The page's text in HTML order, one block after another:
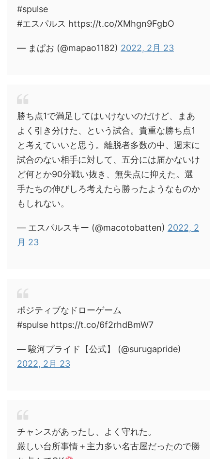
#spulse
#エスパルス https://t.co/XMhgn9FgbO
— まぱお (@mapao1182) 2022, 2月 23
勝ち点1で満足してはいけないのだけど、まあ
よく引き分けた、という試合。貴重な勝ち点1
と考えていいと思う。離脱者多数の中、週末に
試合のない相手に対して、五分には届かないけ
ど何とか90分戦い抜き、無失点に抑えた。選
手たちの伸びしろ考えたら勝ったようなものか
もしれない。
— エスパルスキー (@macotobatten) 2022, 2
月 23
ポジティブなドローゲーム
#spulse https://t.co/6f2rhdBmW7
— 駿河プライド【公式】 (@surugapride)
2022, 2月 23
チャンスがあったし、よく守れた。
厳しい台所事情＋主力多い名古屋だったので勝